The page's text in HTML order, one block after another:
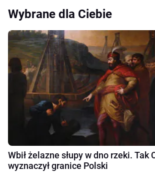
Wybrane dla Ciebie
Wbił żelazne słupy w dno rzeki. Tak
wyznaczył granice Polski